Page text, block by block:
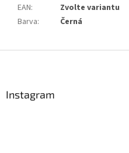
EAN:
Zvolte variantu
Barva: Černá
Instagram